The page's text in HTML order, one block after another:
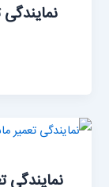
نمایندگی